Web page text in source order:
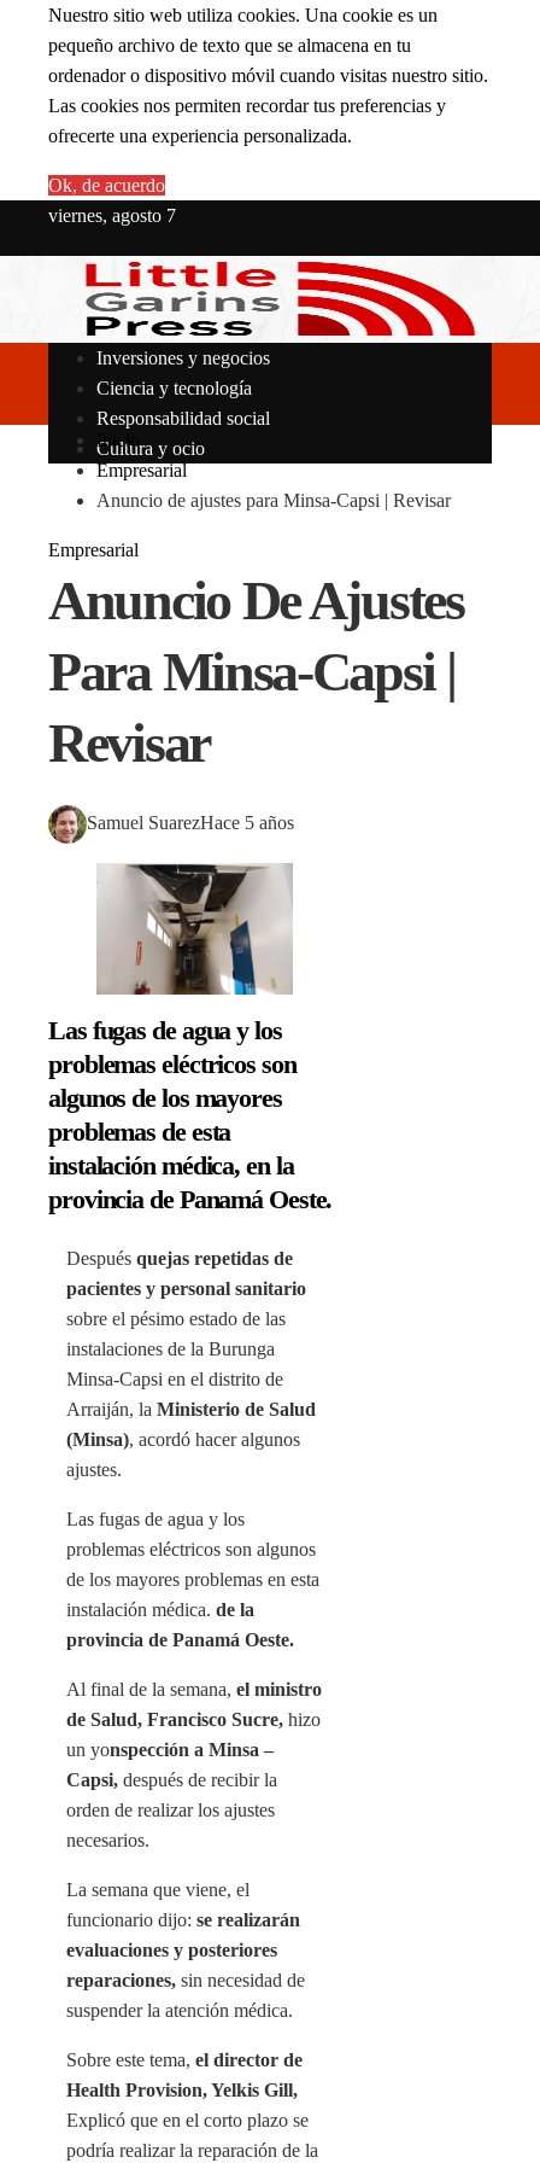
Nuestro sitio web utiliza cookies. Una cookie es un
pequeño archivo de texto que se almacena en tu
ordenador o dispositivo móvil cuando visitas nuestro sitio.
Las cookies nos permiten recordar tus preferencias y
ofrecerte una experiencia personalizada.
Ok, de acuerdo
viernes, agosto 7
Inversiones y negocios
Ciencia y tecnología
Responsabilidad social
Cultura y ocio
Inicio
Empresarial
Anuncio de ajustes para Minsa-Capsi | Revisar
Empresarial
Anuncio De Ajustes
Para Minsa-Capsi |
Revisar
Samuel SuarezHace 5 años
Las fugas de agua y los
problemas eléctricos son
algunos de los mayores
problemas de esta
instalación médica, en la
provincia de Panamá Oeste.
Después quejas repetidas de
pacientes y personal sanitario
sobre el pésimo estado de las
instalaciones de la Burunga
Minsa-Capsi en el distrito de
Arraiján, la Ministerio de Salud
(Minsa), acordó hacer algunos
ajustes.
Las fugas de agua y los
problemas eléctricos son algunos
de los mayores problemas en esta
instalación médica. de la
provincia de Panamá Oeste.
Al final de la semana, el ministro
de Salud, Francisco Sucre, hizo
un yonspección a Minsa –
Capsi, después de recibir la
orden de realizar los ajustes
necesarios.
La semana que viene, el
funcionario dijo: se realizarán
evaluaciones y posteriores
reparaciones, sin necesidad de
suspender la atención médica.
Sobre este tema, el director de
Health Provision, Yelkis Gill,
Explicó que en el corto plazo se
podría realizar la reparación de la